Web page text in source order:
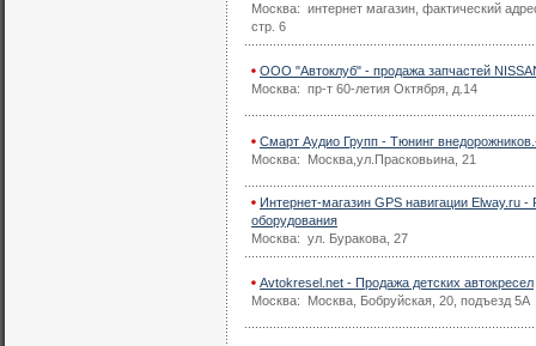
Москва: интернет магазин, фактический
стр. 6
ООО "Автоклуб" - продажа запчастей
Москва: пр-т 60-летия Октября, д.14
Смарт Аудио Групп - Тюнинг
Москва: Москва,ул.Прасковьина, 21
Интернет-магазин GPS навигации Elway.ru
оборудования
Москва: ул. Буракова, 27
Avtokresel.net - Продажа детских автокресел
Москва: Москва, Бобруйская, 20, подъезд 5А